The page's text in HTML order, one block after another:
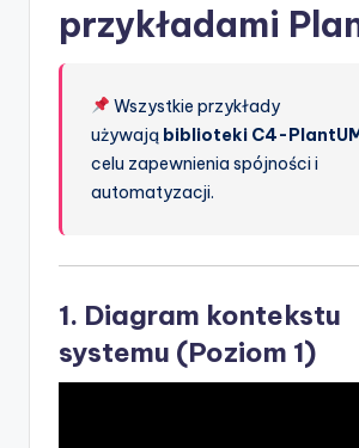
przykładami
Wszystkie przykłady
używają biblioteki C4-
celu zapewnienia spójności i
automatyzacji.
1. Diagram kontekstu
systemu (Poziom 1)